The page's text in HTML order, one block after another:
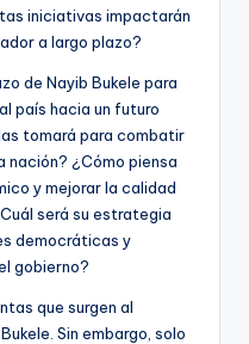
iniciativas impactarán
a largo plazo?
de Nayib Bukele para
país hacia un futuro
tomará para combatir
nación? ¿Cómo piensa
y mejorar la calidad
será su estrategia
democráticas y
gobierno?
que surgen al
Sin embargo, solo